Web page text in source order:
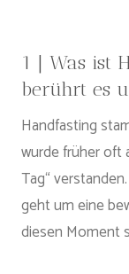
1 | Was ist
berührt es
Handfasting
wurde früher oft
Tag“
geht um eine
diesen Moment